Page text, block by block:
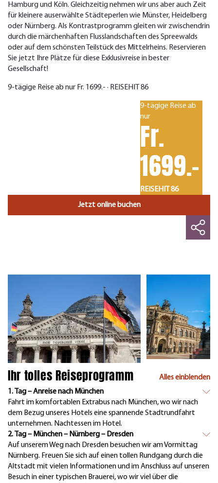
Hamburg und Köln. Gleichzeitig nehmen wir uns aber auch Zeit
für kleinere auserwählte Städteperlen wie Münster, Heidelberg
oder Nürnberg. Als Kontrastprogramm gleiten wir zwischendrin
durch die märchenhaften Flusslandschaften des Spreewalds
oder auf dem schönsten Teilstück des Mittelrheins. Reservieren
Sie jetzt Ihre Plätze für diese Exklusivreise in bester
Gesellschaft!
9-tägige Reise ab nur Fr. 1699.- · REISEHIT 86
9-tägige Reise ab
nur
Fr.
1699.-
REISEHIT 86
Jetzt online buchen
Ihr tolles Reiseprogramm
Alles einblenden
1. Tag – Anreise nach München
Fahrt im komfortablen Extrabus nach München, wo wir nach
dem Bezug unseres Hotels eine spannende Stadtrundfahrt
unternehmen. Nachtessen im Hotel.
2. Tag – München – Nürnberg – Dresden
Auf unserem Weg nach Dresden besuchen wir am Vormittag
Nürnberg. Freuen Sie sich auf einen tollen Rundgang durch die
Altstadt mit vielen Informationen und im Anschluss auf unseren
Besuch in einer typischen Brauerei, wo wir viel über die